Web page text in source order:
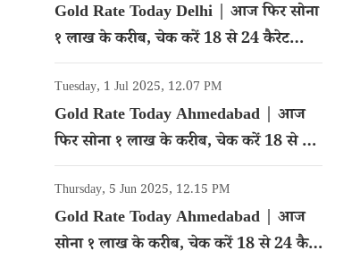
Gold Rate Today Delhi | आज फिर सोना
१ लाख के करीब, चेक करें 18 से 24 कैरेट
गोल्ड का रेट
Tuesday, 1 Jul 2025, 12.07 PM
Gold Rate Today Ahmedabad | आज
फिर सोना १ लाख के करीब, चेक करें 18 से 24
कैरेट गोल्ड का रेट
Thursday, 5 Jun 2025, 12.15 PM
Gold Rate Today Ahmedabad | आज
सोना १ लाख के करीब, चेक करें 18 से 24 कैरेट